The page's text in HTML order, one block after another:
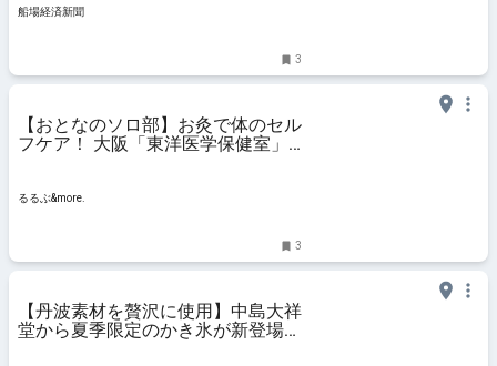
船場経済新聞
3
【おとなのソロ部】お灸で体のセル
フケア！ 大阪「東洋医学保健室」
るるぶ&more.
3
【丹波素材を贅沢に使用】中島大祥
堂から夏季限定のかき氷が新登場！